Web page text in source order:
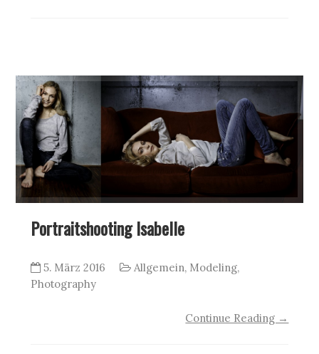
Portraitshooting Isabelle
5. März 2016 Allgemein, Modeling,
Photography
Continue Reading →